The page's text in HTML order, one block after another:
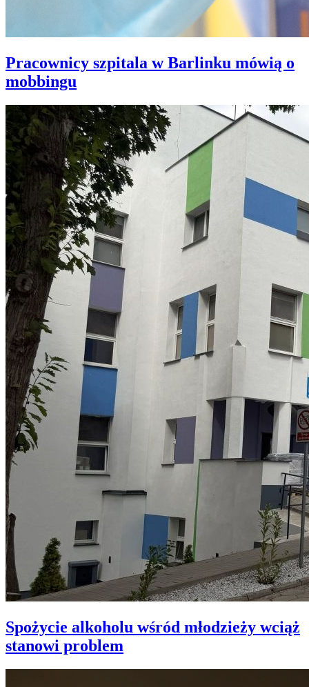
Pracownicy szpitala w Barlinku mówią o
mobbingu
Spożycie alkoholu wśród młodzieży wciąż
stanowi problem